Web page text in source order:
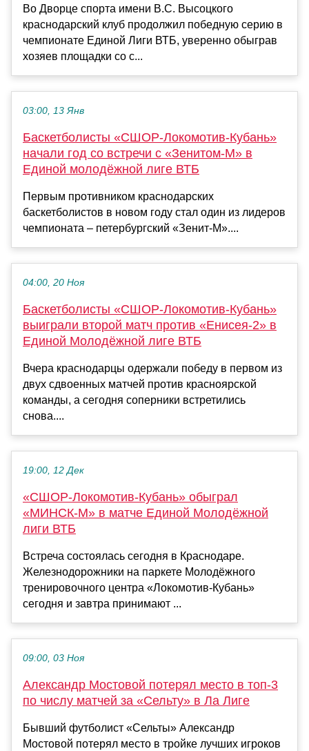
Во Дворце спорта имени В.С. Высоцкого
краснодарский клуб продолжил победную серию в
чемпионате Единой Лиги ВТБ, уверенно обыграв
хозяев площадки со с...
03:00, 13 Янв
Баскетболисты «СШОР-Локомотив-Кубань»
начали год со встречи с «Зенитом-М» в
Единой молодёжной лиге ВТБ
Первым противником краснодарских
баскетболистов в новом году стал один из лидеров
чемпионата – петербургский «Зенит-М»....
04:00, 20 Ноя
Баскетболисты «СШОР-Локомотив-Кубань»
выиграли второй матч против «Енисея-2» в
Единой Молодёжной лиге ВТБ
Вчера краснодарцы одержали победу в первом из
двух сдвоенных матчей против красноярской
команды, а сегодня соперники встретились
снова....
19:00, 12 Дек
«СШОР-Локомотив-Кубань» обыграл
«МИНСК-М» в матче Единой Молодёжной
лиги ВТБ
Встреча состоялась сегодня в Краснодаре.
Железнодорожники на паркете Молодёжного
тренировочного центра «Локомотив-Кубань»
сегодня и завтра принимают ...
09:00, 03 Ноя
Александр Мостовой потерял место в топ‑3
по числу матчей за «Сельту» в Ла Лиге
Бывший футболист «Сельты» Александр
Мостовой потерял место в тройке лучших игроков